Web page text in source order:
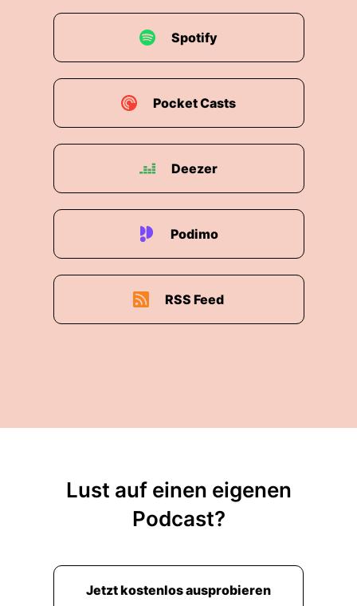
Spotify
Pocket Casts
Deezer
Podimo
RSS Feed
Lust auf einen eigenen
Podcast?
Jetzt kostenlos ausprobieren